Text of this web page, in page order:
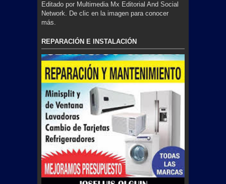
Editado por Multimedia Mx Editorial And Social
Network. De clic en la imagen para conocer
más.
REPARACIÓN E INSTALACIÓN